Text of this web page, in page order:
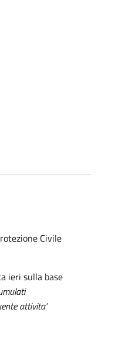
Civile
ieri sulla base
attivita'